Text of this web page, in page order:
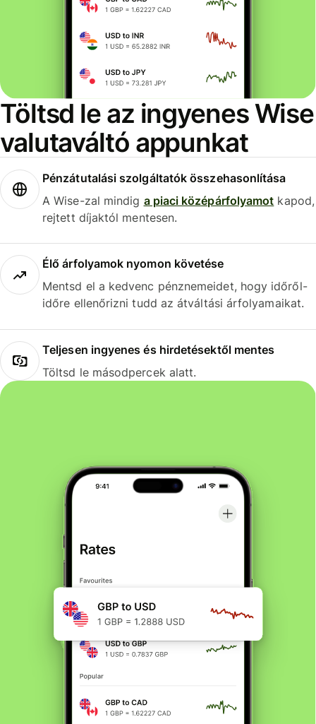
Töltsd le az ingyenes Wise
valutaváltó appunkat
Pénzátutalási szolgáltatók összehasonlítása
A Wise-zal mindig a piaci középárfolyamot kapod,
rejtett díjaktól mentesen.
Élő árfolyamok nyomon követése
Mentsd el a kedvenc pénznemeidet, hogy időről-
időre ellenőrizni tudd az átváltási árfolyamaikat.
Teljesen ingyenes és hirdetésektől mentes
Töltsd le másodpercek alatt.